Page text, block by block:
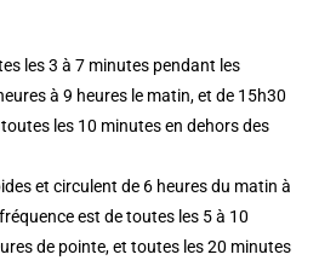
les 3 à 7 minutes pendant les
à 9 heures le matin, et de 15h30
les 10 minutes en dehors des
et circulent de 6 heures du matin à
est de toutes les 5 à 10
de pointe, et toutes les 20 minutes